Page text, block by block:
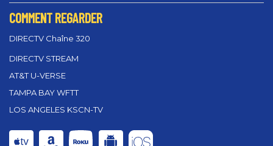
COMMENT REGARDER
DIRECTV Chaîne 320
DIRECTV STREAM
AT&T U-VERSE
TAMPA BAY WFTT
LOS ANGELES KSCN-TV